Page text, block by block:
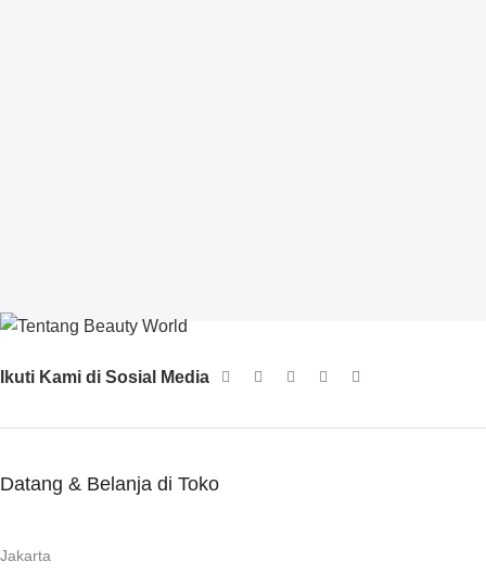
Ikuti Kami di Sosial Media
Datang & Belanja di Toko
Jakarta